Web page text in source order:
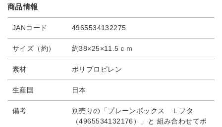
商品情報
JANコード 4965534132275
サイズ（約） 約38×25×11.5ｃｍ
素材 ポリプロピレン
生産国 日本
備考
別売りの「プレーンボックス Ｌフタ
（4965534132176）」と 組み合わせてボ